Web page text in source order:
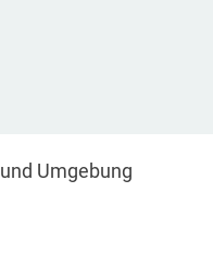
und Umgebung